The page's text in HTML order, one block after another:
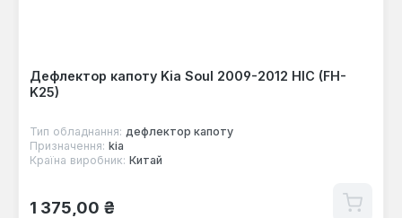
Дефлектор капоту Kia Soul 2009-2012 HIC (FH-
K25)
Тип обладнання: дефлектор капоту
Призначення: kia
Країна виробник: Китай
Звичайна ціна:
1 375,00 ₴